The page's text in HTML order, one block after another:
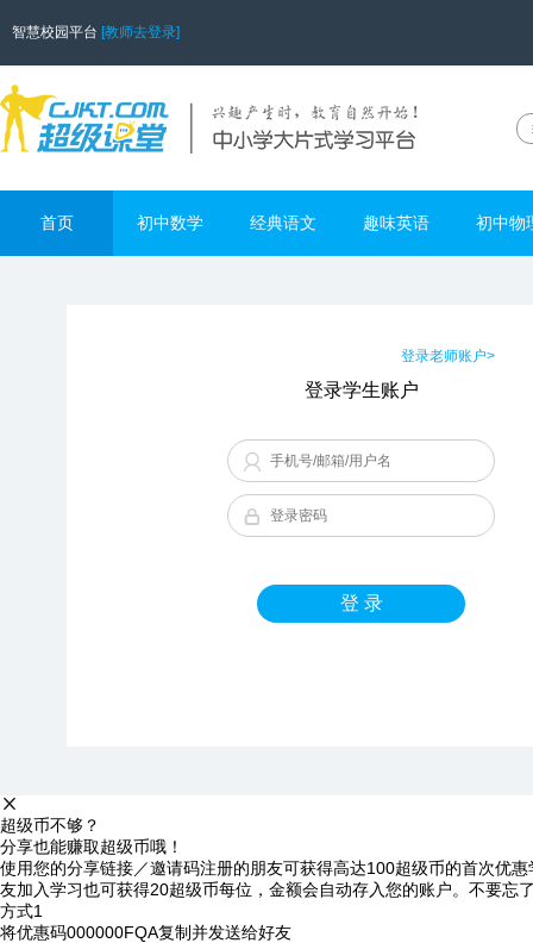
智慧校园平台 [教师去登录]
首页 初中数学 经典语文 趣味英语 初中物
登录老师账户>
登录学生账户
登 录
超级币不够？
分享也能赚取超级币哦！
使用您的分享链接／邀请码注册的朋友可获得高达100超级币的首次优
友加入学习也可获得20超级币每位，金额会自动存入您的账户。不要忘
方式1
将优惠码000000FQA复制并发送给好友